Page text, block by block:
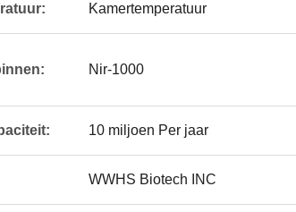
Kamertemperatuur
Nir-1000
10 miljoen Per jaar
WWHS Biotech INC